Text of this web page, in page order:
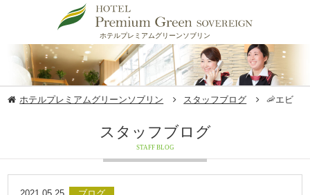
ホテルプレミアムグリーンソブリン
ホテルプレミアムグリーンソブリン スタッフブログ 🦐エビ
スタッフブログ
STAFF BLOG